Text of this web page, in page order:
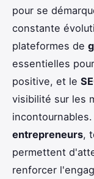
pour se
constante
plateformes de
essentielles
positive, et le
visibilité sur les
incontournables.
entrepreneurs,
permettent
renforcer